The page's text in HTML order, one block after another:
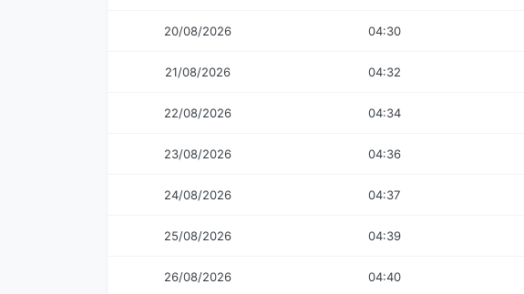
20/08/2026 04:30
21/08/2026 04:32
22/08/2026 04:34
23/08/2026 04:36
24/08/2026 04:37
25/08/2026 04:39
26/08/2026 04:40